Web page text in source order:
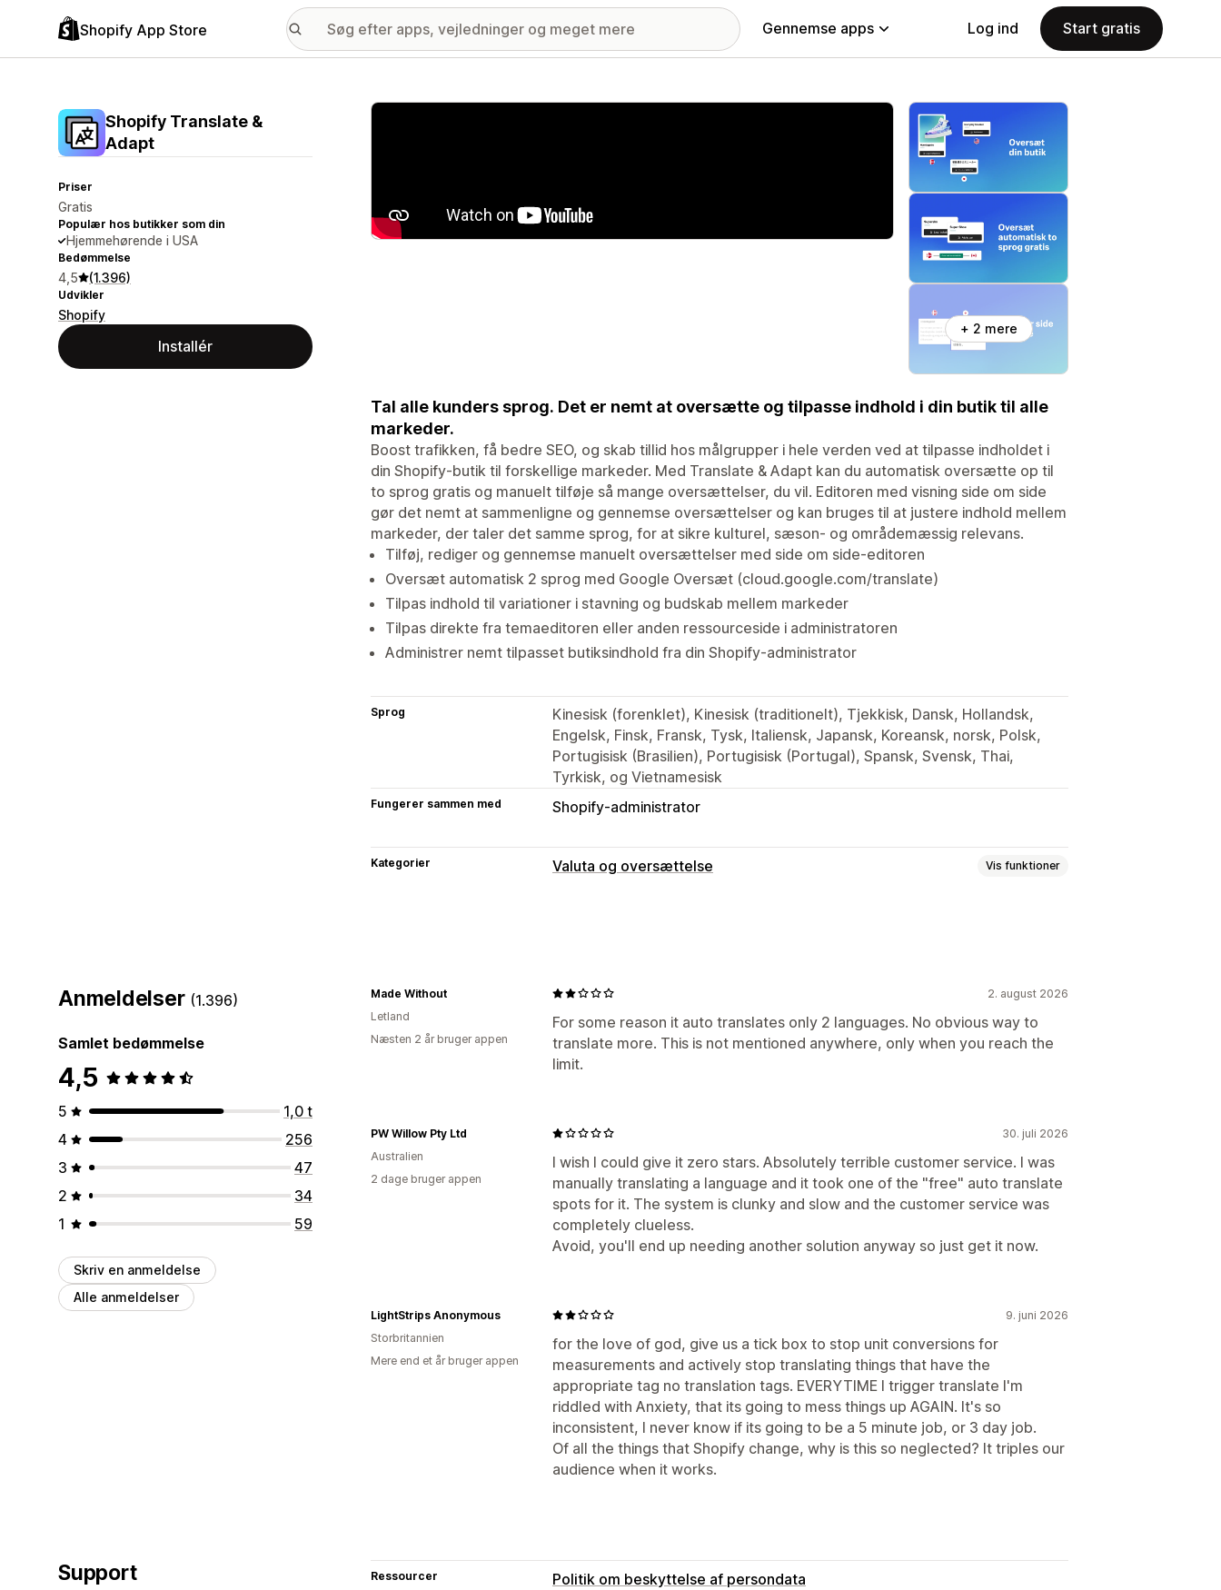
Shopify App Store Gennemse apps Log ind Start gratis
Shopify Translate &
Adapt
Priser
Gratis
Populær hos butikker som din
Hjemmehørende i USA
Bedømmelse
4,5 (1.396)
Udvikler
Shopify
Installér
Galleri med udvalgte billeder
+ 2 mere
Tal alle kunders sprog. Det er nemt at oversætte og tilpasse indhold i din butik til alle
markeder.
Boost trafikken, få bedre SEO, og skab tillid hos målgrupper i hele verden ved at tilpasse indholdet i
din Shopify-butik til forskellige markeder. Med Translate & Adapt kan du automatisk oversætte op til
to sprog gratis og manuelt tilføje så mange oversættelser, du vil. Editoren med visning side om side
gør det nemt at sammenligne og gennemse oversættelser og kan bruges til at justere indhold mellem
markeder, der taler det samme sprog, for at sikre kulturel, sæson- og områdemæssig relevans.
Tilføj, rediger og gennemse manuelt oversættelser med side om side-editoren
Oversæt automatisk 2 sprog med Google Oversæt (cloud.google.com/translate)
Tilpas indhold til variationer i stavning og budskab mellem markeder
Tilpas direkte fra temaeditoren eller anden ressourceside i administratoren
Administrer nemt tilpasset butiksindhold fra din Shopify-administrator
Sprog
Kinesisk (forenklet), Kinesisk (traditionelt), Tjekkisk, Dansk, Hollandsk,
Engelsk, Finsk, Fransk, Tysk, Italiensk, Japansk, Koreansk, norsk, Polsk,
Portugisisk (Brasilien), Portugisisk (Portugal), Spansk, Svensk, Thai,
Tyrkisk, og Vietnamesisk
Fungerer sammen med Shopify-administrator
Kategorier Valuta og oversættelse Vis funktioner
Anmeldelser (1.396)
Samlet bedømmelse
4,5
5
1,0 t
4
256
3
47
2
34
1
59
Skriv en anmeldelse
Alle anmeldelser
2. august 2026
For some reason it auto translates only 2 languages. No obvious way to
translate more. This is not mentioned anywhere, only when you reach the
limit.
Made Without
Letland
Næsten 2 år bruger appen
30. juli 2026
I wish I could give it zero stars. Absolutely terrible customer service. I was
manually translating a language and it took one of the "free" auto translate
spots for it. The system is clunky and slow and the customer service was
completely clueless.
Avoid, you'll end up needing another solution anyway so just get it now.
PW Willow Pty Ltd
Australien
2 dage bruger appen
9. juni 2026
for the love of god, give us a tick box to stop unit conversions for
measurements and actively stop translating things that have the
appropriate tag no translation tags. EVERYTIME I trigger translate I'm
riddled with Anxiety, that its going to mess things up AGAIN. It's so
inconsistent, I never know if its going to be a 5 minute job, or 3 day job.
Of all the things that Shopify change, why is this so neglected? It triples our
audience when it works.
LightStrips Anonymous
Storbritannien
Mere end et år bruger appen
Support Ressourcer
Politik om beskyttelse af persondata